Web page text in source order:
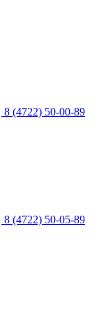
8 (4722) 50-00-89
8 (4722) 50-05-89